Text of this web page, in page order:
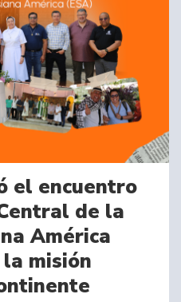
el encuentro
de la
América
misión